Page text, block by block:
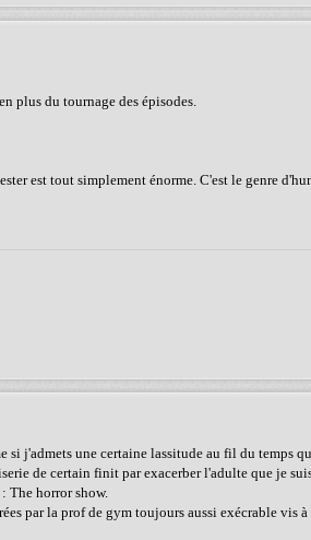
plus du tournage des épisodes.
est tout simplement énorme. C'est le genre
si j'admets une certaine lassitude au fil du temps
de certain finit par exacerber l'adulte que je
The horror show.
par la prof de gym toujours aussi exécrable vis